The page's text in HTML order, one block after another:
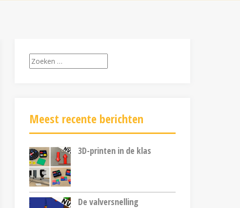
Zoeken
naar:
Meest recente berichten
3D-printen in de klas
De valversnelling